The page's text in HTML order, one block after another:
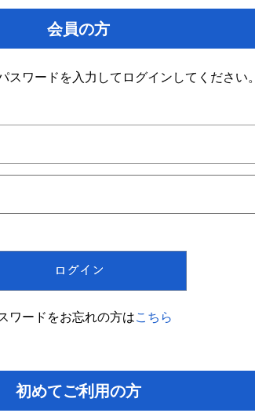
会員の方
スワードを入力してログインしてください。
ワードをお忘れの方はこちら
初めてご利用の方